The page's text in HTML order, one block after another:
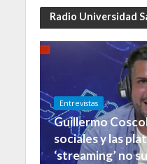
Radio Universidad
Entrevistas
Guillermo
sociales y las
‘streaming’ no